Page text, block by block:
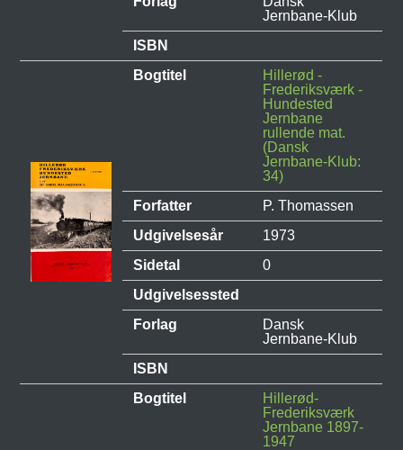
Jernbane-Klub
ISBN
Bogtitel
Hillerød -
Frederiksværk -
Hundested
Jernbane
rullende mat.
(Dansk
Jernbane-Klub:
34)
Forfatter
P. Thomassen
Udgivelsesår
1973
Sidetal
0
Udgivelsessted
Forlag
Dansk
Jernbane-Klub
ISBN
Bogtitel
Hillerød-
Frederiksværk
Jernbane 1897-
1947